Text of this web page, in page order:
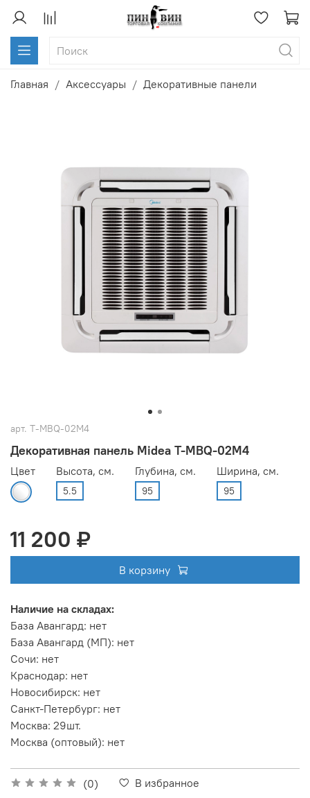
Главная Аксессуары Декоративные панели
арт. T-MBQ-02M4
Декоративная панель Midea T-MBQ-02M4
(0)
В избранное
Цвет Высота, см.
5.5
Глубина, см.
95
Ширина, см.
95
11 200 ₽
В корзину
Наличие на складах:
База Авангард: нет
База Авангард (МП): нет
Сочи: нет
Краснодар: нет
Новосибирск: нет
Санкт-Петербург: нет
Москва: 29шт.
Москва (оптовый): нет